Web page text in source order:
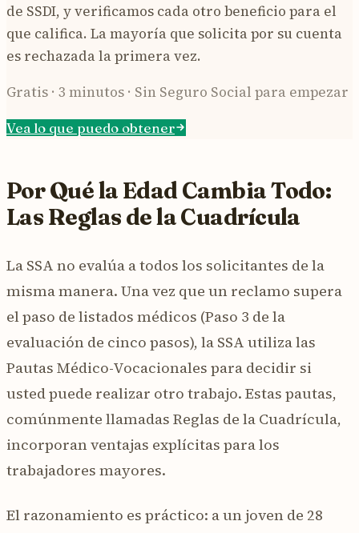
de SSDI, y verificamos cada otro beneficio para el
que califica. La mayoría que solicita por su cuenta
es rechazada la primera vez.
Gratis · 3 minutos · Sin Seguro Social para empezar
Vea lo que puedo obtener
Por Qué la Edad Cambia Todo:
Las Reglas de la Cuadrícula
La SSA no evalúa a todos los solicitantes de la
misma manera. Una vez que un reclamo supera
el paso de listados médicos (Paso 3 de la
evaluación de cinco pasos), la SSA utiliza las
Pautas Médico-Vocacionales para decidir si
usted puede realizar otro trabajo. Estas pautas,
comúnmente llamadas Reglas de la Cuadrícula,
incorporan ventajas explícitas para los
trabajadores mayores.
El razonamiento es práctico: a un joven de 28